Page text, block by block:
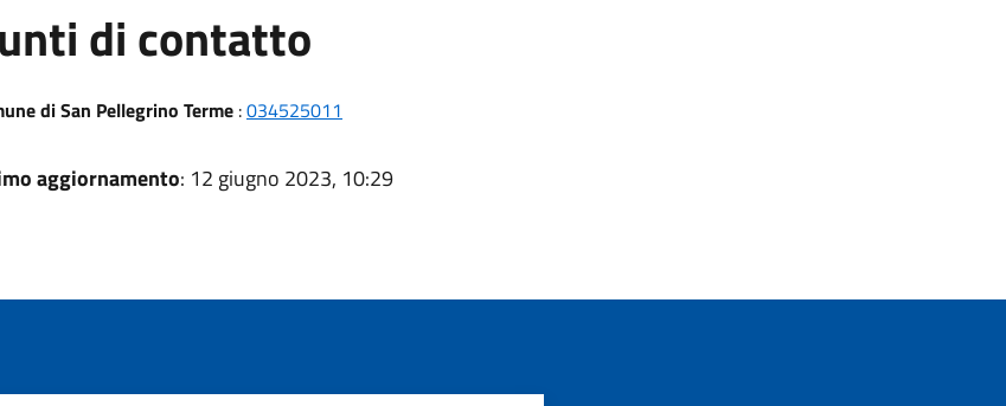
di contatto
di San Pellegrino Terme:034525011
aggiornamento: 12 giugno 2023, 10:29